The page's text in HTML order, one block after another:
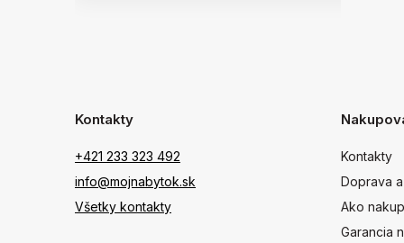
Kontakty
+421 233 323 492
info@mojnabytok.sk
Všetky kontakty
Kontakty
Doprava
Ako
Garancia